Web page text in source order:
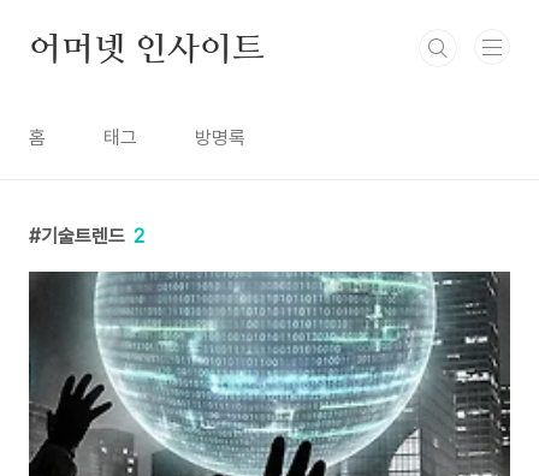
어머넷 인사이트
홈 태그 방명록
기술트렌드 2